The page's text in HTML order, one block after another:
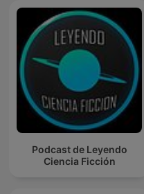
Podcast de Leyendo
Ciencia Ficción